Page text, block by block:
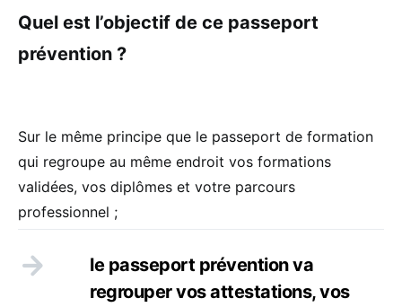
Quel est l’objectif de ce passeport
prévention ?
Sur le même principe que le passeport de formation
qui regroupe au même endroit vos formations
validées, vos diplômes et votre parcours
professionnel ;
le passeport prévention va
regrouper vos attestations, vos